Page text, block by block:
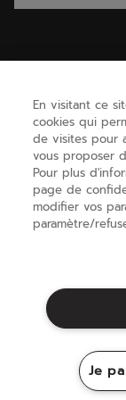
tennispour un
l'endommager
Changez
une bonne
protéger des
BESOIN D'AIDE ?
A PROPOS
Mentions
Sitemap
En visitant ce
cookies qui
de visites pour
vous proposer
Pour plus
page de
modifier vos
paramètre/
Je